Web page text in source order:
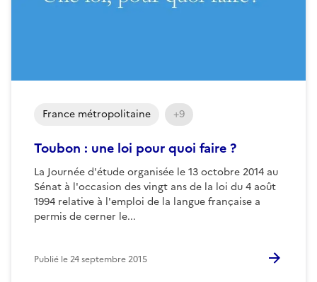
Toubon : une loi pour quoi faire ?
La Journée d'étude organisée le 13 octobre 2014 au
Sénat à l'occasion des vingt ans de la loi du 4 août
1994 relative à l'emploi de la langue française a
permis de cerner le...
France métropolitaine +9
Publié le24 septembre 2015